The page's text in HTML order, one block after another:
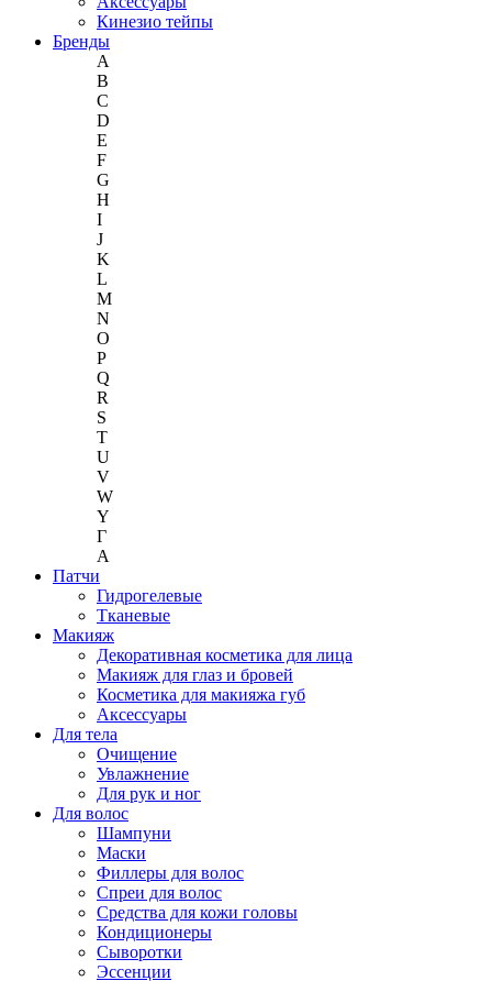
Кинезио тейпы
Бренды
A
B
C
D
E
F
G
H
I
J
K
L
M
N
O
P
Q
R
S
T
U
V
W
Y
Г
A
Патчи
Гидрогелевые
Тканевые
Макияж
Декоративная косметика для лица
Макияж для глаз и бровей
Косметика для макияжа губ
Аксессуары
Для тела
Очищение
Увлажнение
Для рук и ног
Для волос
Шампуни
Маски
Филлеры для волос
Спреи для волос
Средства для кожи головы
Кондиционеры
Сыворотки
Эссенции